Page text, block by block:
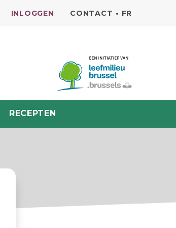
à rechercher
INLOGGEN CONTACT • FR
RECEPTEN